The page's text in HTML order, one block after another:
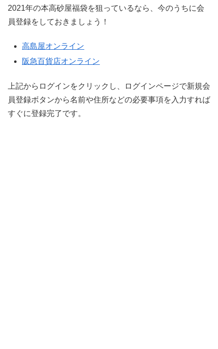
2021年の本高砂屋福袋を狙っているなら、今のうちに会
員登録をしておきましょう！
高島屋オンライン
阪急百貨店オンライン
上記からログインをクリックし、ログインページで新規会
員登録ボタンから名前や住所などの必要事項を入力すれば
すぐに登録完了です。